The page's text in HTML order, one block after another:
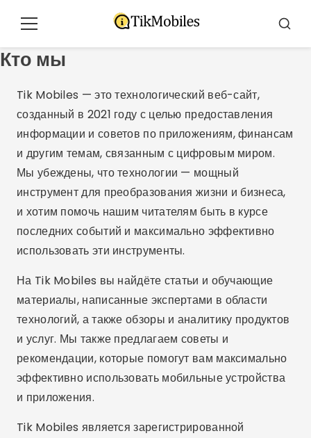
para
conteúdo
Меню
Кто мы
Tik Mobiles — это технологический веб-сайт,
созданный в 2021 году с целью предоставления
информации и советов по приложениям, финансам
и другим темам, связанным с цифровым миром.
Мы убеждены, что технологии — мощный
инструмент для преобразования жизни и бизнеса,
и хотим помочь нашим читателям быть в курсе
последних событий и максимально эффективно
использовать эти инструменты.
На Tik Mobiles вы найдёте статьи и обучающие
материалы, написанные экспертами в области
технологий, а также обзоры и аналитику продуктов
и услуг. Мы также предлагаем советы и
рекомендации, которые помогут вам максимально
эффективно использовать мобильные устройства
и приложения.
Tik Mobiles является зарегистрированной